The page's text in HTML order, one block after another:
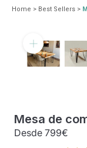
Home > Best Sellers >
Mesa de
Desde 799€